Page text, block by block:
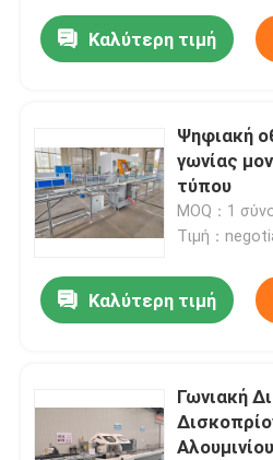
Προϊόντα
Καλύτερη τιμή
Ψηφιακή
γωνίας
τύπου
MOQ：1
Τιμή：
Καλύτερη τιμή
Γωνιακή